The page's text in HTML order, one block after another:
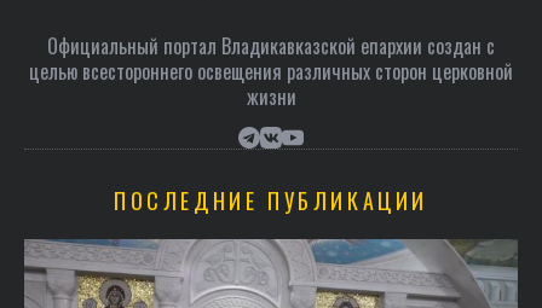
Официальный портал Владикавказской епархии создан c
целью всестороннего освещения различных сторон церковной
жизни
ПОСЛЕДНИЕ ПУБЛИКАЦИИ